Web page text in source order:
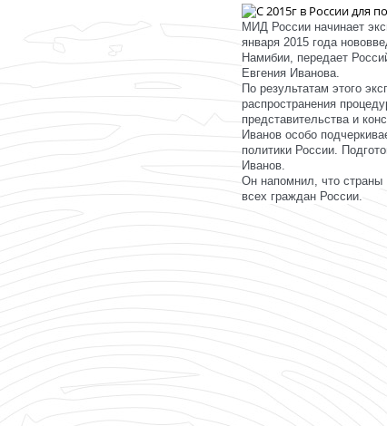
МИД России начинает
января 2015 года
Намибии, передает
Евгения Иванова.
По результатам этого
распространения
представительства и
Иванов особо
политики России.
Иванов.
Он напомнил, что страны
всех граждан России.